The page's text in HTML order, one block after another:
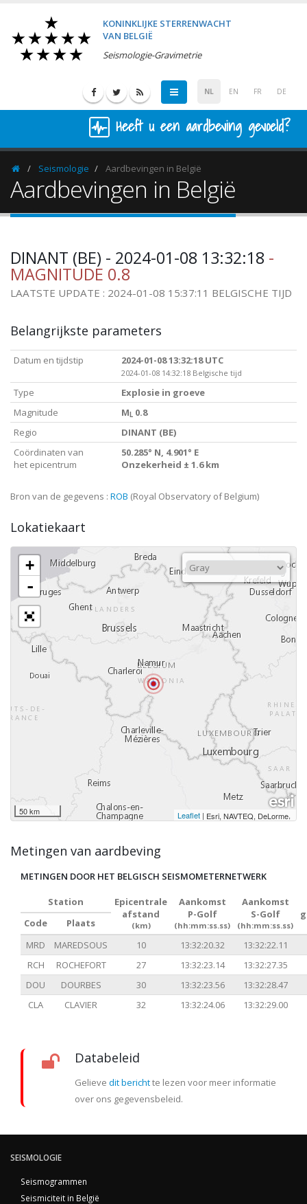
KONINKLIJKE STERRENWACHT
VAN BELGIË
Seismologie-Gravimetrie
NL EN FR DE
Heeft u een aardbeving gevoeld?
HomepageSeismologie Aardbevingen in België
Aardbevingen in België
DINANT (BE) - 2024-01-08 13:32:18 -
MAGNITUDE 0.8
LAATSTE UPDATE : 2024-01-08 15:37:11 BELGISCHE TIJD
Belangrijkste parameters
Datum en tijdstip 2024-01-08 13:32:18 UTC
2024-01-08 14:32:18 Belgische tijd
Type
Explosie in groeve
Magnitude
M L 0.8
Regio
DINANT (BE)
Coördinaten van
het epicentrum
50.285° N, 4.901° E
Onzekerheid ± 1.6 km
Bron van de gegevens : ROB (Royal Observatory of Belgium)
Lokatiekaart
+
-
50 km Leaflet | Esri, NAVTEQ, DeLorme,
Metingen van aardbeving
METINGEN DOOR HET BELGISCH SEISMOMETERNETWERK
Station
Epicentrale
afstand
(km)
Aankomst
P-Golf
(hh:mm:ss.ss)
Aankomst
S-Golf
(hh:mm:ss.ss)
Code
Plaats
MRD
MAREDSOUS 10 13:32:20.32
13:32:22.11
RCH
ROCHEFORT 27 13:32:23.14
13:32:27.35
DOU
DOURBES 30 13:32:23.56
13:32:28.47
CLA
CLAVIER 32 13:32:24.06 13:32:29.00
Databeleid
Gelieve dit berichtte lezen voor meer informatie
over ons gegevensbeleid.
SEISMOLOGIE
Seismogrammen
Seismiciteit in België